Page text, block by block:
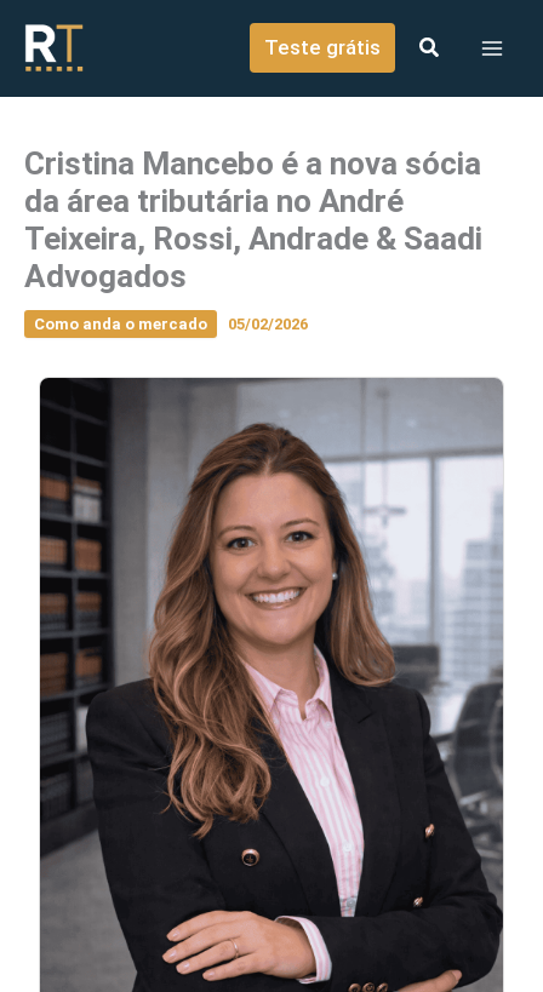
conteúdo
Teste grátis
Cristina Mancebo é a nova sócia
da área tributária no André
Teixeira, Rossi, Andrade & Saadi
Advogados
Como anda o mercado 05/02/2026